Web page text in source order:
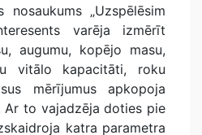
„Uzspēlēsim
varēja izmērīt
augumu, kopējo masu,
vitālo kapacitāti, roku
mērījumus apkopoja
Ar to vajadzēja doties pie
katra parametra